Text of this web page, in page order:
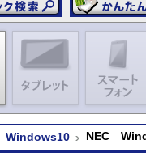
Windows10 NEC